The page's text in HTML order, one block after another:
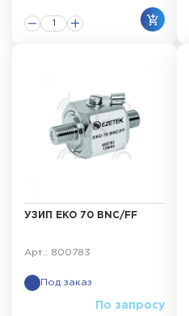
УЗИП EKO 70 BNC/FF
Арт.: 800783
Под заказ
По запросу